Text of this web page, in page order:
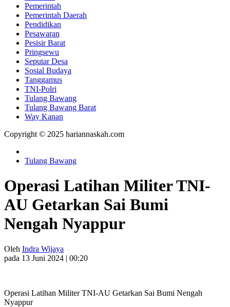
Pemerintah
Pemerintah Daerah
Pendidikan
Pesawaran
Pesisir Barat
Pringsewu
Seputar Desa
Sosial Budaya
Tanggamus
TNI-Polri
Tulang Bawang
Tulang Bawang Barat
Way Kanan
Copyright © 2025 hariannaskah.com
Tulang Bawang
Operasi Latihan Militer TNI-
AU Getarkan Sai Bumi
Nengah Nyappur
Oleh Indra Wijaya
pada 13 Juni 2024 | 00:20
Operasi Latihan Militer TNI-AU Getarkan Sai Bumi Nengah
Nyappur